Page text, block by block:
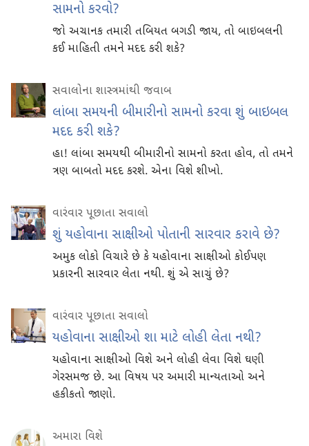
સામનો કરવો?
જો અચાનક તમારી તબિયત બગડી જાય, તો બાઇબલની
કઈ માહિતી તમને મદદ કરી શકે?
સવાલોના શાસ્ત્રમાંથી જવાબ
લાંબા સમયની બીમારીનો સામનો કરવા શું બાઇબલ
મદદ કરી શકે?
હા! લાંબા સમયથી બીમારીનો સામનો કરતા હોવ, તો તમને
ત્રણ બાબતો મદદ કરશે. એના વિશે શીખો.
વારંવાર પૂછાતા સવાલો
શું યહોવાના સાક્ષીઓ પોતાની સારવાર કરાવે છે?
અમુક લોકો વિચારે છે કે યહોવાના સાક્ષીઓ કોઈપણ
પ્રકારની સારવાર લેતા નથી. શું એ સાચું છે?
વારંવાર પૂછાતા સવાલો
યહોવાના સાક્ષીઓ શા માટે લોહી લેતા નથી?
યહોવાના સાક્ષીઓ વિશે અને લોહી લેવા વિશે ઘણી
ગેરસમજ છે. આ વિષય પર અમારી માન્યતાઓ અને
હકીકતો જાણો.
અમારા વિશે